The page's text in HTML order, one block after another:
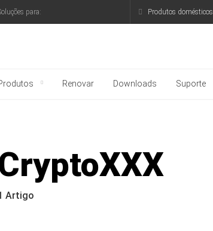
para: Produtos domésticos
Renovar Downloads Suporte
Artigo